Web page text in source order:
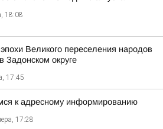
18:08
Великого переселения народов
Задонском округе
17:45
к адресному информированию
17:28